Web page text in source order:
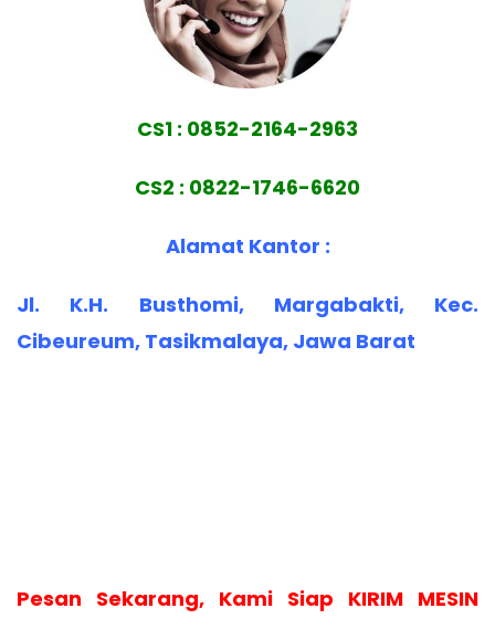
CS1 : 0852-2164-2963
CS2 : 0822-1746-6620
Alamat Kantor :
Jl. K.H. Busthomi, Margabakti, Kec.
Cibeureum, Tasikmalaya, Jawa Barat
Pesan Sekarang, Kami Siap KIRIM MESIN